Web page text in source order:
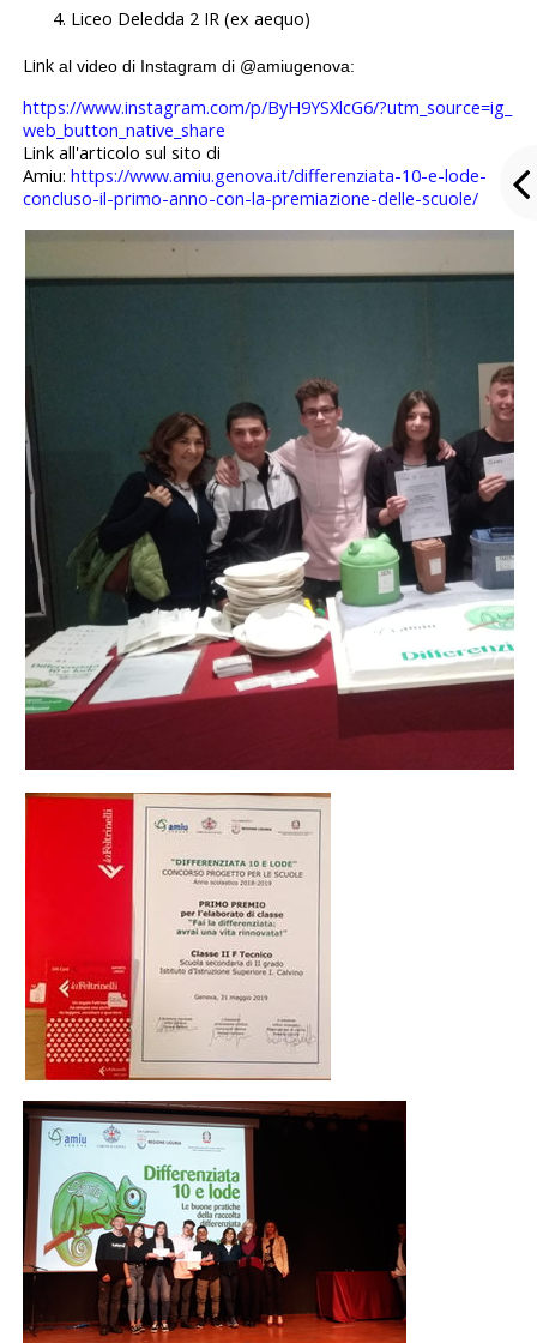
Liceo Deledda 2 IR (ex aequo)
Linkal video di Instagram di @amiugenova:
https://www.instagram.com/p/ByH9YSXlcG6/?utm_source=ig_
web_button_native_share
Link all'articolo sul sito di
Amiu:https://www.amiu.genova.it/differenziata-10-e-lode-
concluso-il-primo-anno-con-la-premiazione-delle-scuole/